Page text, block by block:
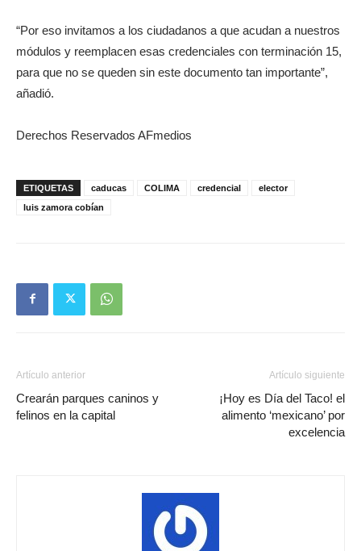
“Por eso invitamos a los ciudadanos a que acudan a nuestros
módulos y reemplacen esas credenciales con terminación 15,
para que no se queden sin este documento tan importante”,
añadió.
Derechos Reservados AFmedios
ETIQUETAS caducas COLIMA credencial
elector
luis zamora cobían
Artículo anterior
Crearán parques caninos y
felinos en la capital
Artículo siguiente
¡Hoy es Día del Taco! el
alimento ‘mexicano’ por
excelencia